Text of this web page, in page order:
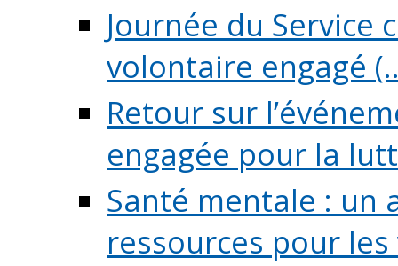
Journée du Service
volontaire engagé
Retour sur
engagée pour la
Santé mentale : un
ressources pour